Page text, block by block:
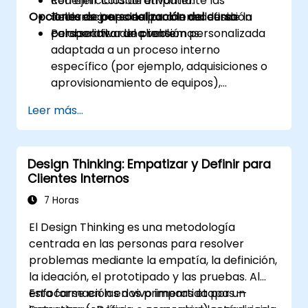
declaraciones del problema desde la
perspectiva del cliente.
Talleres grupales para la redefinición
colaborativa de problemas.
Opciones de personalización del curso
Para solicitar una versión personalizada
adaptada a un proceso interno
específico (por ejemplo, adquisiciones o
aprovisionamiento de equipos),
Leer más...
Design Thinking: Empatizar y Definir para
Clientes Internos
7 Horas
El Design Thinking es una metodología
centrada en las personas para resolver
problemas mediante la empatía, la definición,
la ideación, el prototipado y las pruebas. Al
enfocarse en las dos primeras etapas —
Esta formación en vivo impartida por un